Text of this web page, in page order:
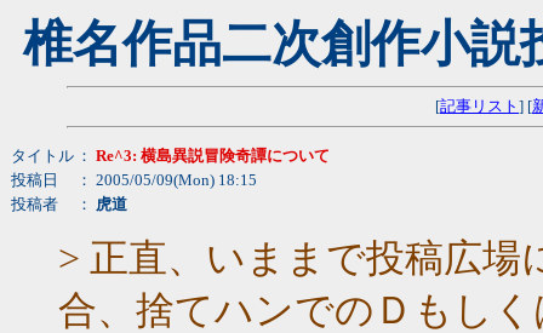
椎名作品二次創作小
[記事リスト ] [
タイトル ： Re^3: 横島異説冒険奇譚について
投稿日
： 2005/05/09(Mon) 18:15
投稿者
： 虎道
> 正直、いままで投稿広
合、捨てハンでのＤもし